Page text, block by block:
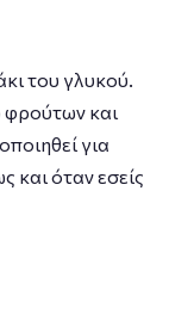
του γλυκού.
φρούτων και
για
και όταν εσείς